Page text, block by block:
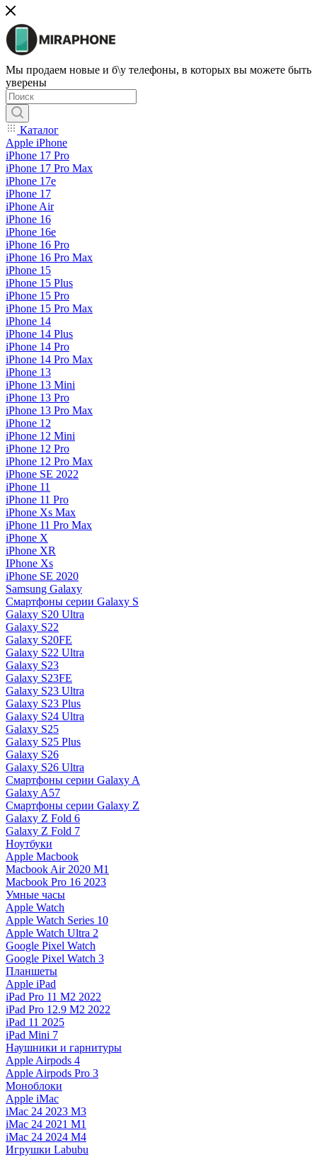
Мы продаем новые и б\у телефоны, в которых вы можете быть
уверены
Каталог
Apple iPhone
iPhone 17 Pro
iPhone 17 Pro Max
iPhone 17e
iPhone 17
iPhone Air
iPhone 16
iPhone 16e
iPhone 16 Pro
iPhone 16 Pro Max
iPhone 15
iPhone 15 Plus
iPhone 15 Pro
iPhone 15 Pro Max
iPhone 14
iPhone 14 Plus
iPhone 14 Pro
iPhone 14 Pro Max
iPhone 13
iPhone 13 Mini
iPhone 13 Pro
iPhone 13 Pro Max
iPhone 12
iPhone 12 Mini
iPhone 12 Pro
iPhone 12 Pro Max
iPhone SE 2022
iPhone 11
iPhone 11 Pro
iPhone Xs Max
iPhone 11 Pro Max
iPhone X
iPhone XR
IPhone Xs
iPhone SE 2020
Samsung Galaxy
Смартфоны серии Galaxy S
Galaxy S20 Ultra
Galaxy S22
Galaxy S20FE
Galaxy S22 Ultra
Galaxy S23
Galaxy S23FE
Galaxy S23 Ultra
Galaxy S23 Plus
Galaxy S24 Ultra
Galaxy S25
Galaxy S25 Plus
Galaxy S26
Galaxy S26 Ultra
Смартфоны серии Galaxy A
Galaxy A57
Смартфоны серии Galaxy Z
Galaxy Z Fold 6
Galaxy Z Fold 7
Ноутбуки
Apple Macbook
Macbook Air 2020 M1
Macbook Pro 16 2023
Умные часы
Apple Watch
Apple Watch Series 10
Apple Watch Ultra 2
Google Pixel Watch
Google Pixel Watch 3
Планшеты
Apple iPad
iPad Pro 11 M2 2022
iPad Pro 12.9 M2 2022
iPad 11 2025
iPad Mini 7
Наушники и гарнитуры
Apple Airpods 4
Apple Airpods Pro 3
Моноблоки
Apple iMac
iMac 24 2023 M3
iMac 24 2021 M1
iMac 24 2024 M4
Игрушки Labubu